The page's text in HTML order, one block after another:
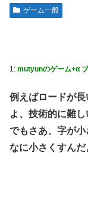
やる夫のダンジ
海外「全部日
羽田ニアミス
ト「いや要らん
【画像】お前
て！！→画像
【ホロライブ
メトロイドプ
欧州「日本だ
思い通りに動
模様、避難所
大日本帝国陸
本営「現地調
「Sゴーゴー
ゲーム一般
1: mutyunのゲーム+α
例えばロードが
よ、技術的に難
でもさあ、字が
なに小さくすん